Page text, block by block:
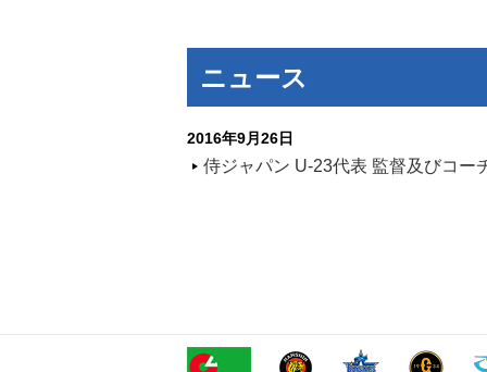
ニュース
2016年9月26日
侍ジャパン U-23代表 監督及びコー